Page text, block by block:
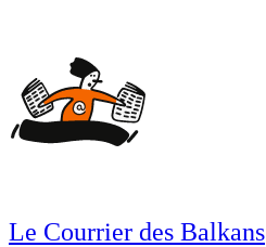
Le Courrier des Balkans